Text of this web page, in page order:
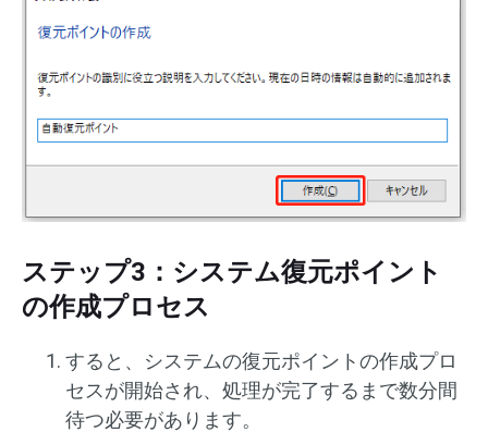
ステップ3：システム復元ポイント
の作成プロセス
すると、システムの復元ポイントの作成プロ
セスが開始され、処理が完了するまで数分間
待つ必要があります。